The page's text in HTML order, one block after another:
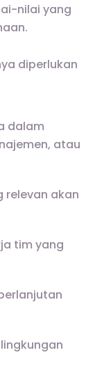
nilai yang
diperlukan
dalam
atau
relevan akan
tim yang